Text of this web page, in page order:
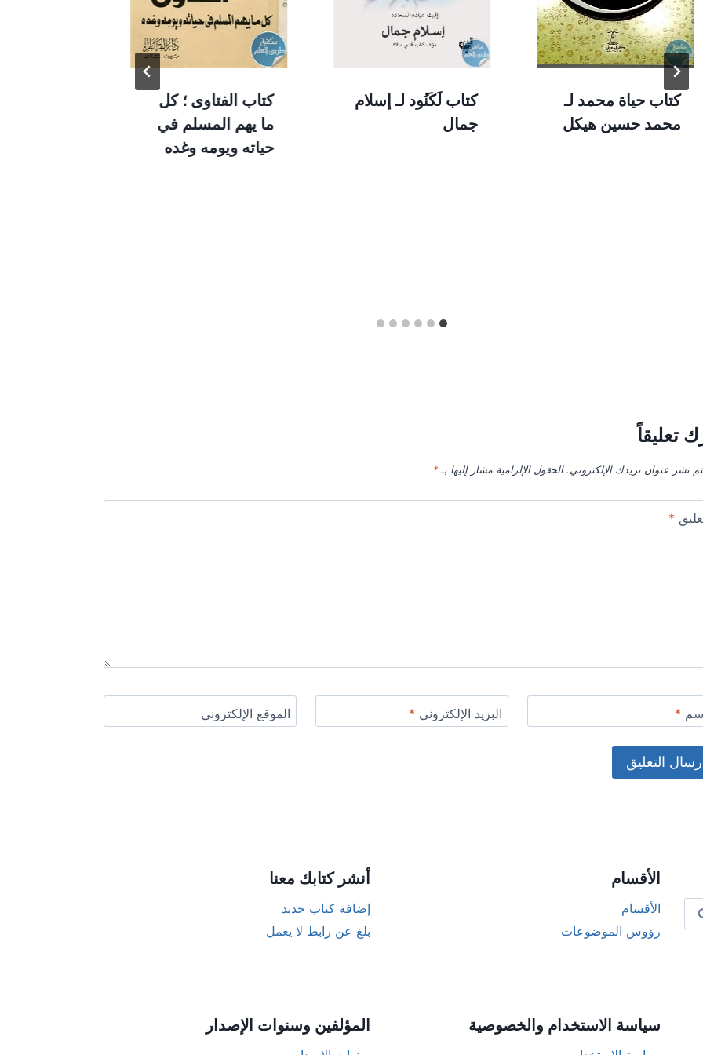
كتاب حياة محمد لـ
محمد حسين هيكل
كتاب لَكَنُود لـ إسلام
جمال
كتاب الفتاوى ؛ كل
ما يهم المسلم في
حياته ويومه وغده
تعليقاً
نشر عنوان بريدك الإلكتروني. الحقول الإلزامية مشار إليها بـ*
*
* البريد الإلكتروني * الموقع الإلكتروني
الأقسام
الأقسام
رؤوس الموضوعات
أنشر كتابك معنا
إضافة كتاب جديد
بلغ عن رابط لا يعمل
سياسة الاستخدام والخصوصية المؤلفين وسنوات الإصدار